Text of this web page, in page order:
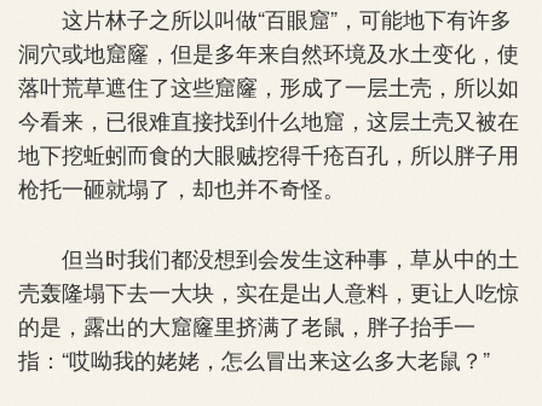
这片林子之所以叫做“百眼窟”，可能地下有许多
洞穴或地窟窿，但是多年来自然环境及水土变化，使
落叶荒草遮住了这些窟窿，形成了一层土壳，所以如
今看来，已很难直接找到什么地窟，这层土壳又被在
地下挖蚯蚓而食的大眼贼挖得千疮百孔，所以胖子用
枪托一砸就塌了，却也并不奇怪。
但当时我们都没想到会发生这种事，草从中的土
壳轰隆塌下去一大块，实在是出人意料，更让人吃惊
的是，露出的大窟窿里挤满了老鼠，胖子抬手一
指：“哎呦我的姥姥，怎么冒出来这么多大老鼠？”